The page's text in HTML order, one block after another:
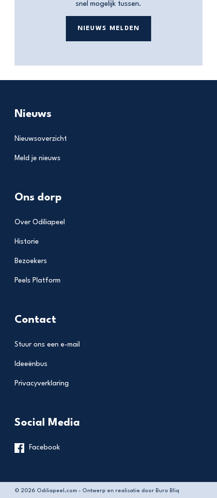
snel mogelijk tussen.
NIEUWS MELDEN
Nieuws
Nieuwsoverzicht
Meld je nieuws
Ons dorp
Over Odiliapeel
Historie
Bezoekers
Peels Platform
Contact
Stuur ons een e-mail
Ideeënbus
Privacyverklaring
Social Media
Facebook
© 2026 Odiliapeel.com - Ontwerp en realisatie door Buro Bliq